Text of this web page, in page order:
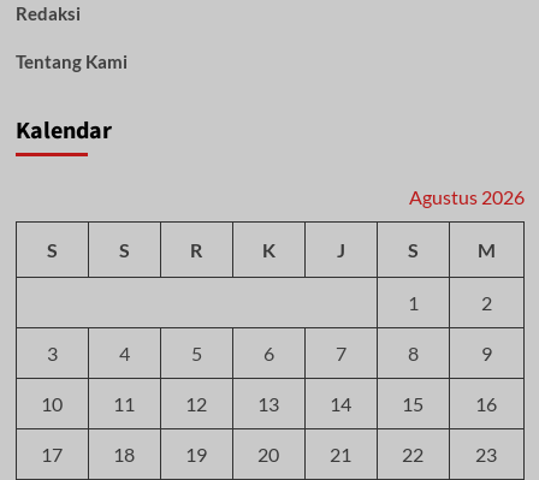
Redaksi
Tentang Kami
Kalendar
Agustus 2026
S S R K J S M
1 2
3 4 5 6 7 8 9
10 11 12 13 14 15 16
17 18 19 20 21 22 23